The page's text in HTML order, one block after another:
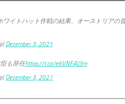
ワイトハット作戦の結果、オーストリアの
December 3, 2021
も辞任https://t.co/e6VNFiAJ3m
December 3, 2021